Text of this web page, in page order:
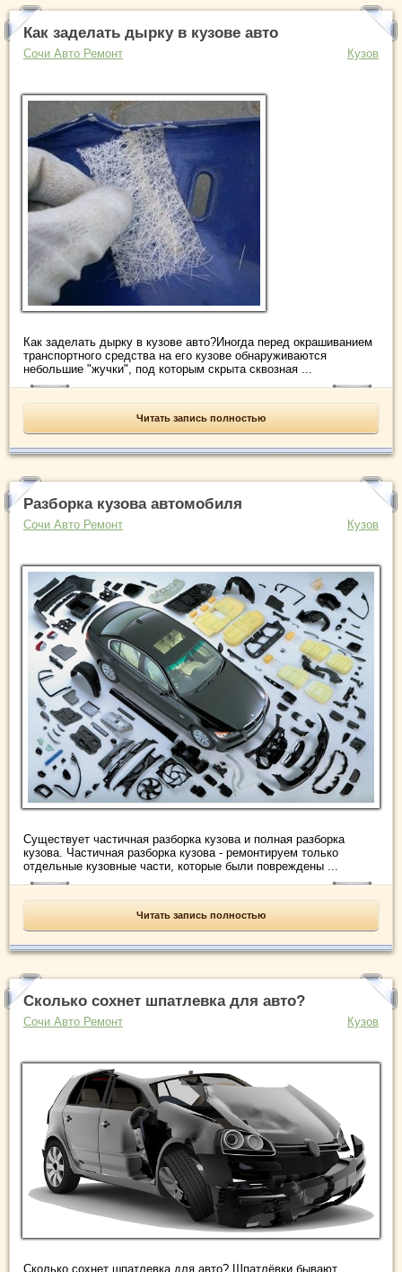
Как заделать дырку в кузове авто
Сочи Авто Ремонт Кузов
Как заделать дырку в кузове авто?Иногда перед окрашиванием
транспортного средства на его кузове обнаруживаются
небольшие "жучки", под которым скрыта сквозная ...
Читать запись полностью
Разборка кузова автомобиля
Сочи Авто Ремонт Кузов
Существует частичная разборка кузова и полная разборка
кузова. Частичная разборка кузова - ремонтируем только
отдельные кузовные части, которые были повреждены ...
Читать запись полностью
Сколько сохнет шпатлевка для авто?
Сочи Авто Ремонт Кузов
Сколько сохнет шпатлевка для авто? Шпатлёвки бывают